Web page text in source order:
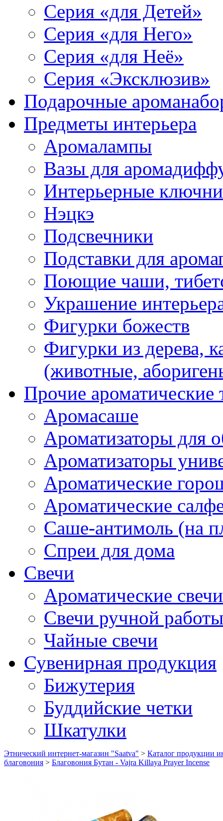
Серия «для Детей»
Серия «для Него»
Серия «для Неё»
Серия «Эксклюзив»
Подарочные
Предметы интерьера
Аромалампы
Вазы для
Интерьерные
Нэцкэ
Подсвечники
Подставки для
Поющие чаши,
Украшение
Фигурки божеств
Фигурки из дерева,
(животные,
Прочие ароматические
Аромасаше
Ароматизаторы для
Ароматизаторы
Ароматические
Ароматические
Саше-антимоль (на
Спреи для дома
Свечи
Ароматические свечи
Свечи ручной работы
Чайные свечи
Сувенирная продукция
Бижутерия
Буддийские четки
Шкатулки
Этнический интернет-магазин "Saatva" > Каталог продукции
благовония > Благовония Бутан - Vajra Killaya Prayer Incense